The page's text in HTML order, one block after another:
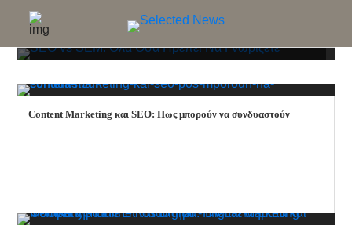
ΨΗΦΙΑΚΑ ΝΕΑ ΕΜΠΟΡΙΑΣ
SEO vs SEM: Όλα Όσα Πρέπει Να Γνωρίζετε
Content Marketing και SEO: Πως μπορούν να συνδυαστούν